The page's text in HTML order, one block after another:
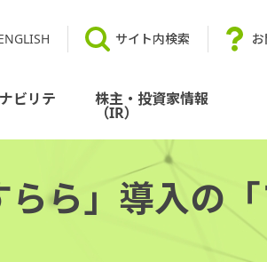
サイト内検索
ビリテ 株主・投資家情報
（IR）
ら」導入の「